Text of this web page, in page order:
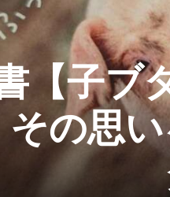
【子ブ
その思